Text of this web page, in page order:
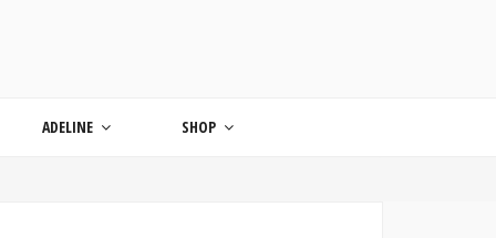
ADELINE SHOP